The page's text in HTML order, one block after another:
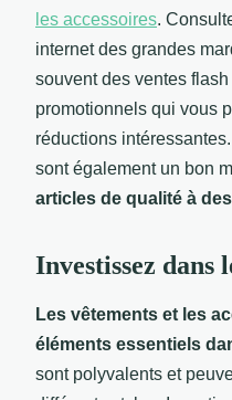
les accessoires.
internet des grandes
souvent des ventes
promotionnels qui vous
réductions
sont également un bon
articles de qualité à
Investissez dans
Les vêtements et les
éléments essentiels
sont polyvalents et